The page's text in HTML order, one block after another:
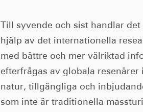
Till syvende och sist handlar
hjälp av det internationella
med bättre och mer välriktad
efterfrågas av globala
natur, tillgängliga och
som inte är traditionella